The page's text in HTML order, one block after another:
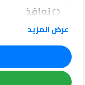
القطرينوافذ
نوافذ
نظام
عرض المزيد